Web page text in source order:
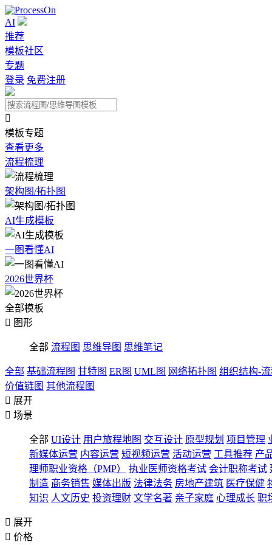
AI
推荐
模板社区
专题
登录 免费注册

模板专题
查看更多
流程梳理
架构图/拓扑图
AI生成模板
一图看懂AI
2026世界杯
全部模板
 图形
全部 流程图 思维导图 思维笔记
全部 基础流程图 甘特图 ER图 UML图 网络拓扑图 组织结构-
价值链图 其他流程图
 展开
 场景
全部 UI设计 用户旅程地图 交互设计 原型规划 项目管理
新媒体运营 内容运营 短视频运营 活动运营 工具推荐 产
理师职业资格（PMP）
执业医师资格考试 会计职称考试
制造 商务销售 媒体出版 法律法务 房地产建筑 医疗保健
知识 人文历史 投资理财 文学名著 亲子家庭 心理成长 职
 展开
 价格